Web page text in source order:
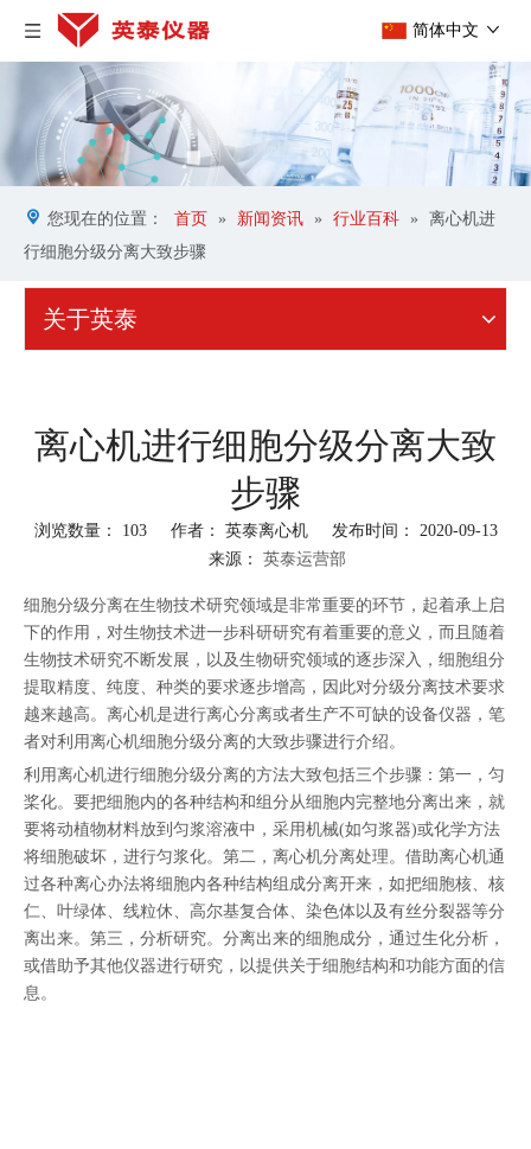
简体中文
您现在的位置： 首页 » 新闻资讯 » 行业百科 »
离心机进
行细胞分级分离大致步骤
关于英泰
离心机进行细胞分级分离大致
步骤
浏览数量： 103作者： 英泰离心机 发布时间： 2020-09-13
来源： 英泰运营部
["facebook","twitter","line","wechat","linkedin","pinterest","whatsapp"]
细胞分级分离在生物技术研究领域是非常重要的环节，起着承上启
下的作用，对生物技术进一步科研研究有着重要的意义，而且随着
生物技术研究不断发展，以及生物研究领域的逐步深入，细胞组分
提取精度、纯度、种类的要求逐步增高，因此对分级分离技术要求
越来越高。离心机是进行离心分离或者生产不可缺的设备仪器，笔
者对利用离心机细胞分级分离的大致步骤进行介绍。
利用离心机进行细胞分级分离的方法大致包括三个步骤：第一，匀
桨化。要把细胞内的各种结构和组分从细胞内完整地分离出来，就
要将动植物材料放到匀浆溶液中，采用机械(如匀浆器)或化学方法
将细胞破坏，进行匀浆化。第二，离心机分离处理。借助离心机通
过各种离心办法将细胞内各种结构组成分离开来，如把细胞核、核
仁、叶绿体、线粒休、高尔基复合体、染色体以及有丝分裂器等分
离出来。第三，分析研究。分离出来的细胞成分，通过生化分析，
或借助予其他仪器进行研究，以提供关于细胞结构和功能方面的信
息。